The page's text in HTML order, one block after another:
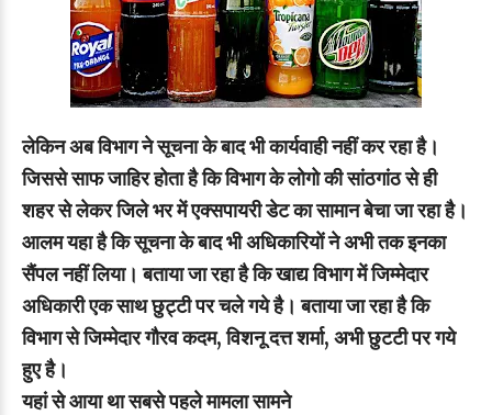
लेकिन अब विभाग ने सूचना के बाद भी कार्यवाही नहीं कर रहा है।
जिससे साफ जाहिर होता है कि विभाग के लोगो की सांठगांठ से ही
शहर से लेकर जिले भर में एक्सपायरी डेट का सामान बेचा जा रहा है।
आलम यहा है कि सूचना के बाद भी अधिकारियों ने अभी तक इनका
सैंपल नहीं लिया। बताया जा रहा है कि खाद्य विभाग में जिम्मेदार
अधिकारी एक साथ छुट्टी पर चले गये है। बताया जा रहा है कि
विभाग से जिम्मेदार गौरव कदम, विशनू दत्त शर्मा, अभी छुटटी पर गये
हुए है।
यहां से आया था सबसे पहले मामला सामने